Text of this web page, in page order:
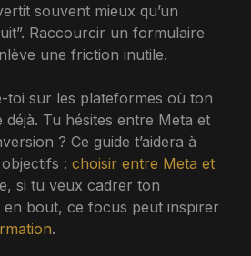
souvent mieux qu’un
Raccourcir un formulaire
une friction inutile.
toi sur les plateformes où ton
Tu hésites entre Meta et
? Ce guide t’aidera à
: choisir entre Meta et
si tu veux cadrer ton
en bout, ce focus peut inspirer
.